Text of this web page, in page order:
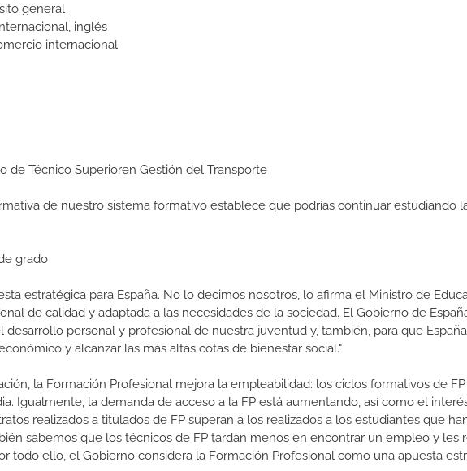
general
inglés
internacional
de Técnico Superioren Gestión del Transporte
de nuestro sistema formativo establece que podrías continuar estudiando
grado
estratégica para España. No lo decimos nosotros, lo afirma el Ministro de
de calidad y adaptada a las necesidades de la sociedad. El Gobierno de
desarrollo personal y profesional de nuestra juventud y, también, para que
y alcanzar las más altas cotas de bienestar social."
la Formación Profesional mejora la empleabilidad: los ciclos formativos de
Igualmente, la demanda de acceso a la FP está aumentando, así como el
realizados a titulados de FP superan a los realizados a los estudiantes que
sabemos que los técnicos de FP tardan menos en encontrar un empleo y les
todo ello, el Gobierno considera la Formación Profesional como una apuesta